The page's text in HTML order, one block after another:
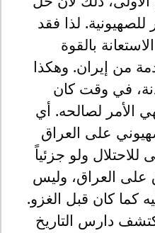
لذا فقد
بالقوة
من إيران. وهكذا
في وقت كان
الأمر لصالحه. أي
على العراق
للاحتلال ولو جزئياً
على العراق، وليس
كما كان قبل الغزو.
دارس التاريخ